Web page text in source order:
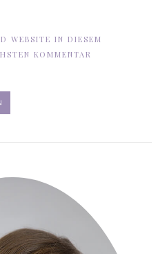
WEBSITE IN DIESEM
KOMMENTAR